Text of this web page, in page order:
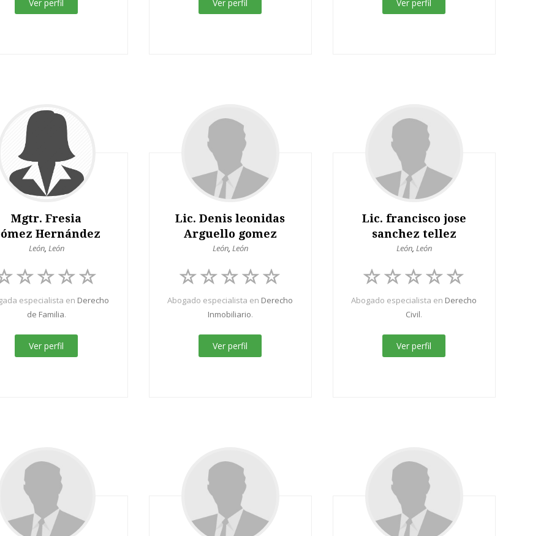
Ver perfil Ver perfil Ver perfil
Mgtr. Fresia
Hernández
León, León
especialista en Derecho
de Familia.
Ver perfil
Lic. Denis leonidas
Arguello gomez
León, León
Abogado especialista en Derecho
Inmobiliario.
Ver perfil
Lic. francisco jose
sanchez tellez
León, León
Abogado especialista en Derecho
Civil.
Ver perfil